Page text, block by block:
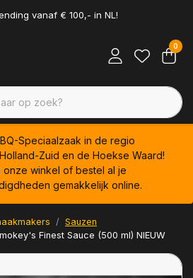
vanaf € 100,- in NL!
0
Speciaalzaak in de regio
Zuid en de Hoekse Waard!
onze winkel of bestel al je
gemakkelijk online.
Sauzen
Finest Sauce (500 ml) NIEUW